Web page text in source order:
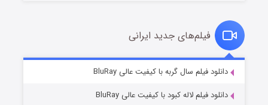
قسمت۷ (زیرنویس) منتشر شد
فیلم‌های جدید ایرانی
دانلود فیلم سال گربه با کیفیت عالی BluRay
دانلود فیلم لاله کبود با کیفیت عالی BluRay